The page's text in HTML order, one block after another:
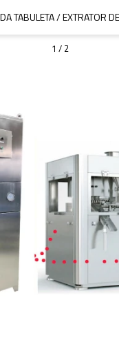
1 / 2